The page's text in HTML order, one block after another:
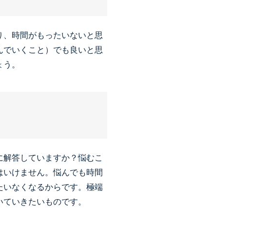
時間がもったいないと思
いくこと）でも良いと思
。
答していますか？悩むこ
けません。悩んでも時間
なくなるからです。極端
いきたいものです。